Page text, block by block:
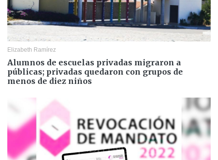
Elizabeth Ramírez
Alumnos de escuelas privadas migraron a
públicas; privadas quedaron con grupos de
menos de diez niños